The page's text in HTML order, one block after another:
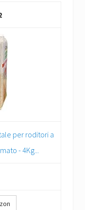
per roditori a
- 4Kg...